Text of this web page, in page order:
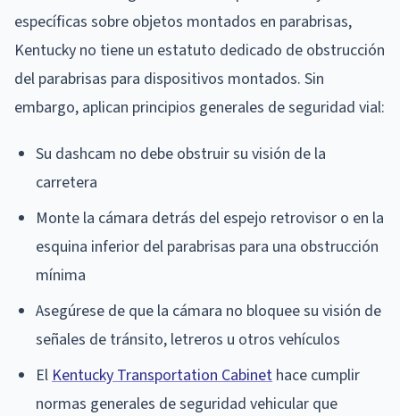
específicas sobre objetos montados en parabrisas,
Kentucky no tiene un estatuto dedicado de obstrucción
del parabrisas para dispositivos montados. Sin
embargo, aplican principios generales de seguridad vial:
Su dashcam no debe obstruir su visión de la
carretera
Monte la cámara detrás del espejo retrovisor o en la
esquina inferior del parabrisas para una obstrucción
mínima
Asegúrese de que la cámara no bloquee su visión de
señales de tránsito, letreros u otros vehículos
El Kentucky Transportation Cabinet hace cumplir
normas generales de seguridad vehicular que